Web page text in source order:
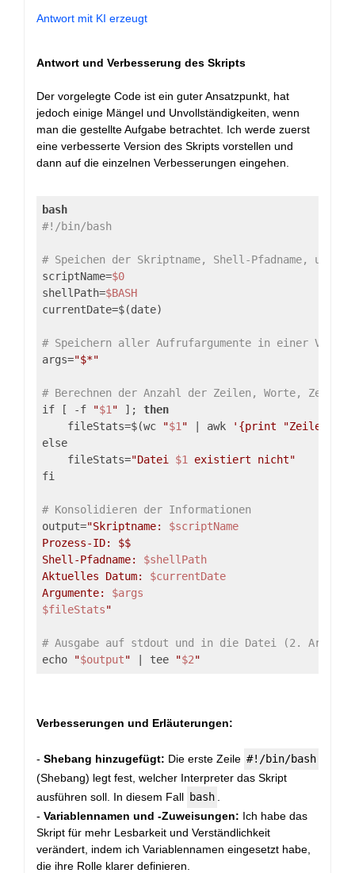
Antwort mit KI erzeugt
Antwort und Verbesserung des Skripts
Der vorgelegte Code ist ein guter Ansatzpunkt, hat
jedoch einige Mängel und Unvollständigkeiten, wenn
man die gestellte Aufgabe betrachtet. Ich werde zuerst
eine verbesserte Version des Skripts vorstellen und
dann auf die einzelnen Verbesserungen eingehen.
bash
#!/bin/bash
# Speichen der Skriptname, Shell-Pfadname, und
scriptName=$0
shellPath=$BASH
currentDate=$(date)
# Speichern aller Aufrufargumente in einer
args="$*"
# Berechnen der Anzahl der Zeilen, Worte,
if [ -f
"$1 " ]; then
    fileStats=$(wc
"$1 " | awk '{print "Zeilen: "
else
    fileStats=
"Datei $1
existiert nicht"
fi
# Konsolidieren der Informationen
output="Skriptname: $scriptName
Prozess-ID: $$
Shell-Pfadname: $shellPath
Aktuelles Datum: $currentDate
Argumente: $args
$fileStats"
# Ausgabe auf stdout und in die Datei (2.
echo
"$output" | tee "$2"
Verbesserungen und Erläuterungen:
- Shebang hinzugefügt: Die erste Zeile #!/bin/bash
(Shebang) legt fest, welcher Interpreter das Skript
ausführen soll. In diesem Fall bash
- Variablennamen und -Zuweisungen: Ich habe das
Skript für mehr Lesbarkeit und Verständlichkeit
verändert, indem ich Variablennamen eingesetzt habe,
die ihre Rolle klarer definieren.